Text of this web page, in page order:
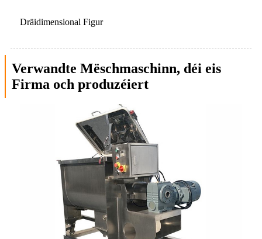
Dräidimensional Figur
Verwandte Mëschmaschinn, déi eis
Firma och produzéiert